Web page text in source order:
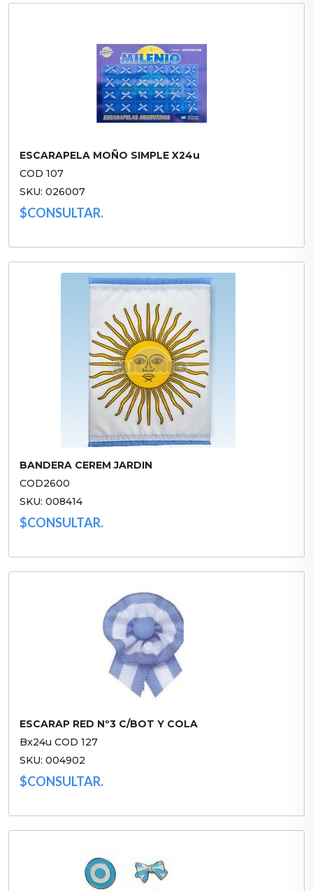
ESCARAPELA MOÑO SIMPLE X24u
COD 107
SKU: 026007
$CONSULTAR.
BANDERA CEREM JARDIN
COD2600
SKU: 008414
$CONSULTAR.
ESCARAP RED Nº3 C/BOT Y COLA
Bx24u COD 127
SKU: 004902
$CONSULTAR.